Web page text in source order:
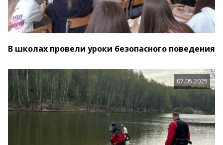
В школах провели уроки безопасного поведения
07.05.2025